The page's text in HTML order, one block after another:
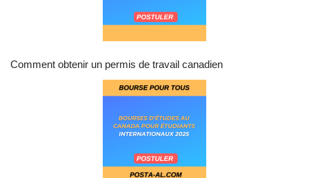
Comment obtenir un permis de travail canadien